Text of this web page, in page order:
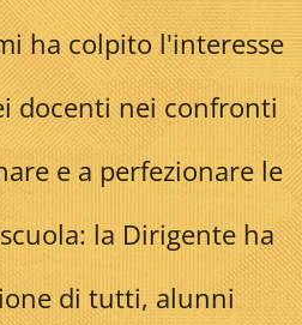
ha colpito l'interesse
docenti nei confronti
e a perfezionare le
la Dirigente ha
di tutti, alunni